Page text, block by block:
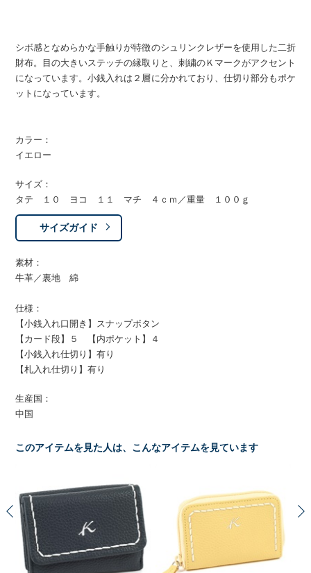
シボ感となめらかな手触りが特徴のシュリンクレザーを使用した二折
財布。目の大きいステッチの縁取りと、刺繍のＫマークがアクセント
になっています。小銭入れは２層に分かれており、仕切り部分もポケ
ットになっています。
カラー：
イエロー
サイズ：
タテ １０ ヨコ １１ マチ ４ｃｍ／重量 １００ｇ
サイズガイド
素材：
牛革／裏地 綿
仕様：
【小銭入れ口開き】スナップボタン
【カード段】５ 【内ポケット】４
【小銭入れ仕切り】有り
【札入れ仕切り】有り
生産国：
中国
このアイテムを見た人は、こんなアイテムを見ています